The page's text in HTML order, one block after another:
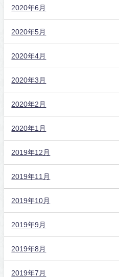
2020年6月
2020年5月
2020年4月
2020年3月
2020年2月
2020年1月
2019年12月
2019年11月
2019年10月
2019年9月
2019年8月
2019年7月